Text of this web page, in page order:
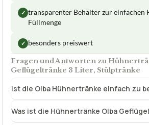
✓ transparenter Behälter zur einfachen
Füllmenge
✓ besonders preiswert
Fragen und Antworten zu
Geflügeltränke 3 Liter, Stülptränke
Ist die Olba Hühnertränke einfach zu
Was ist die Hühnertränke Olba